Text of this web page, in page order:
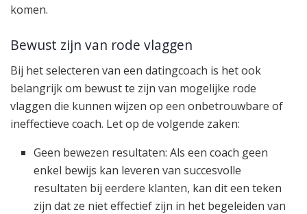
komen.
Bewust zijn van rode vlaggen
Bij het selecteren van een datingcoach is het ook
belangrijk om bewust te zijn van mogelijke rode
vlaggen die kunnen wijzen op een onbetrouwbare of
ineffectieve coach. Let op de volgende zaken:
Geen bewezen resultaten: Als een coach geen
enkel bewijs kan leveren van succesvolle
resultaten bij eerdere klanten, kan dit een teken
zijn dat ze niet effectief zijn in het begeleiden van